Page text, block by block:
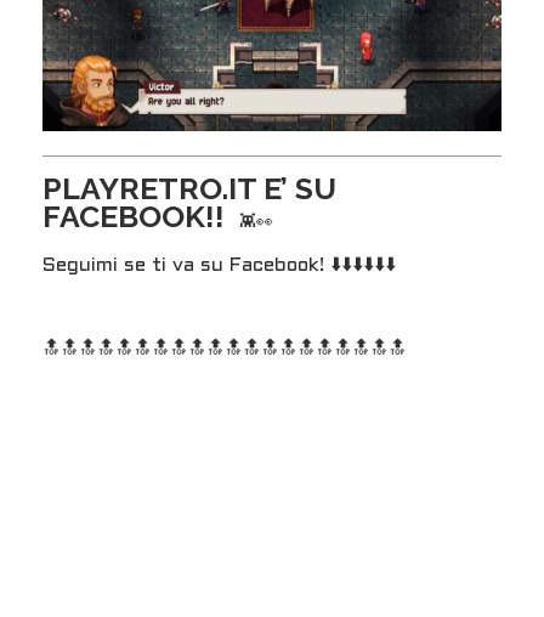
PLAYRETRO.IT E’ SU
FACEBOOK!! 👾👀
Seguimi se ti va su Facebook! ⬇️⬇️⬇️⬇️⬇️⬇️
🔝🔝🔝🔝🔝🔝 🔝🔝🔝🔝🔝🔝 🔝🔝🔝🔝🔝🔝 🔝🔝